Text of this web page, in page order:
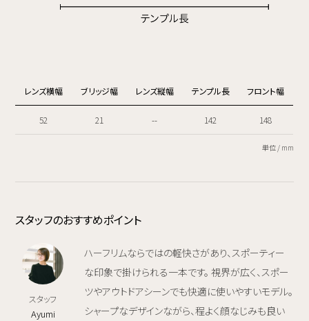
レンズ横幅 ブリッジ幅 レンズ縦幅 テンプル長 フロント幅
52 21 -- 142 148
単位 / mm
スタッフのおすすめポイント
スタッフ
Ayumi
ハーフリムならではの軽快さがあり、スポーティー
な印象で掛けられる一本です。 視界が広く、スポー
ツやアウトドアシーンでも快適に使いやすいモデル。
シャープなデザインながら、程よく顔なじみも良い